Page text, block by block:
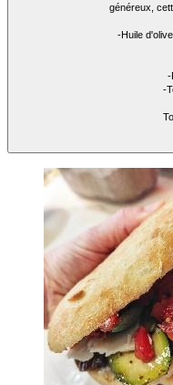
généreux,
-Huile
-
-